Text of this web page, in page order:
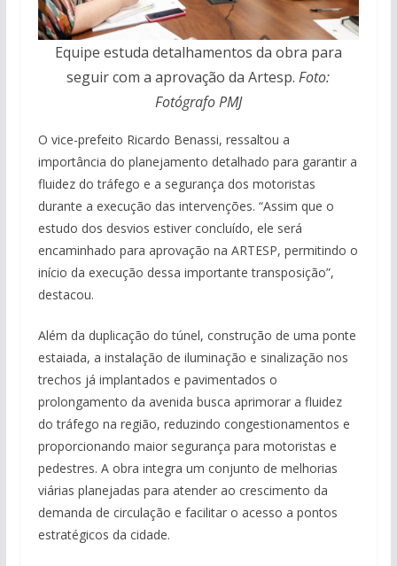
Equipe estuda detalhamentos da obra para
seguir com a aprovação da Artesp.Foto:
Fotógrafo PMJ
O vice-prefeito Ricardo Benassi, ressaltou a
importância do planejamento detalhado para garantir a
fluidez do tráfego e a segurança dos motoristas
durante a execução das intervenções. “Assim que o
estudo dos desvios estiver concluído, ele será
encaminhado para aprovação na ARTESP, permitindo o
início da execução dessa importante transposição”,
destacou.
Além da duplicação do túnel, construção de uma ponte
estaiada, a instalação de iluminação e sinalização nos
trechos já implantados e pavimentados o
prolongamento da avenida busca aprimorar a fluidez
do tráfego na região, reduzindo congestionamentos e
proporcionando maior segurança para motoristas e
pedestres. A obra integra um conjunto de melhorias
viárias planejadas para atender ao crescimento da
demanda de circulação e facilitar o acesso a pontos
estratégicos da cidade.